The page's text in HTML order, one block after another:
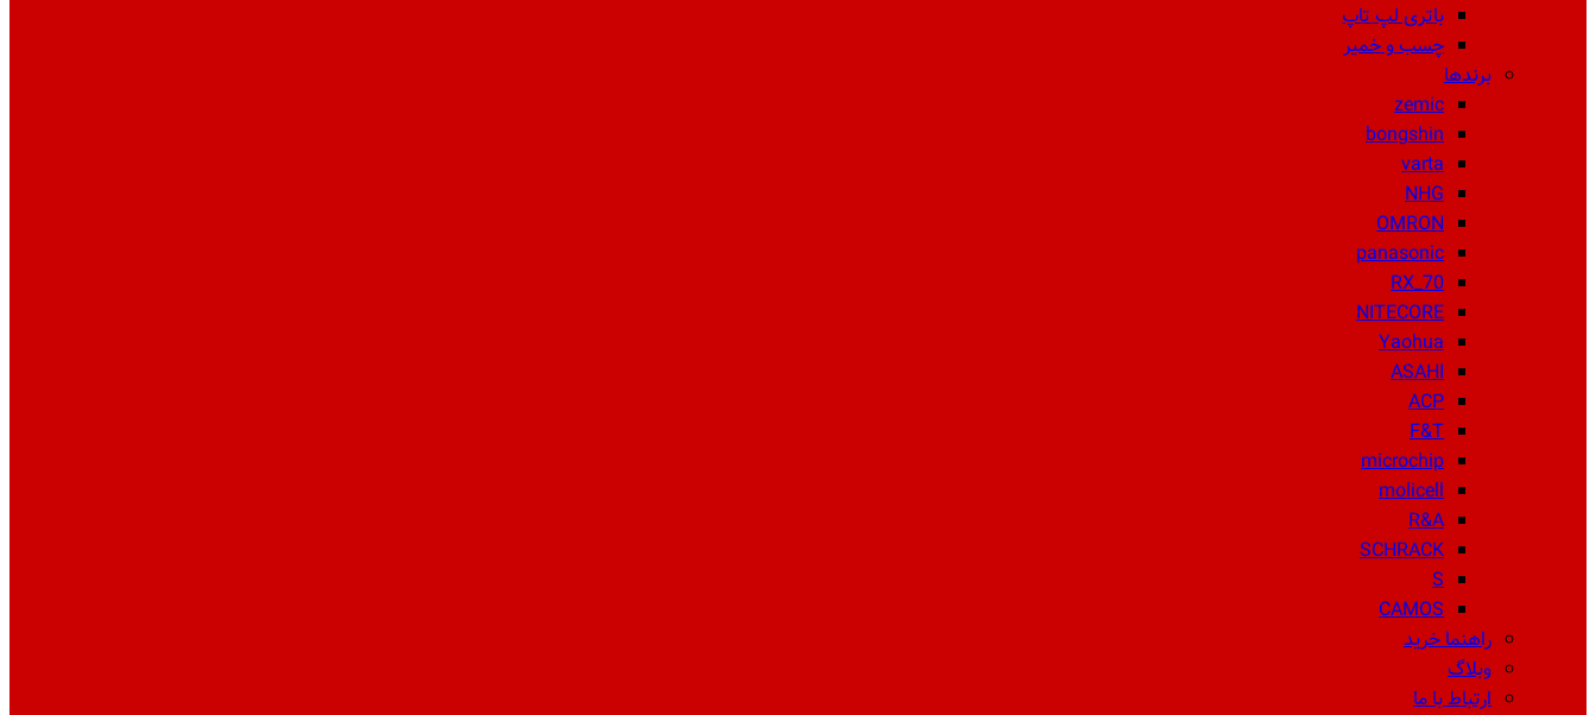
باتری لپ تاپ
چسب و خمیر
برندها
zemic
bongshin
varta
NHG
OMRON
panasonic
RX_70
NITECORE
Yaohua
ASAHI
ACP
F&T
microchip
molicell
R&A
SCHRACK
S
CAMOS
راهنما خرید
وبلاگ
ارتباط با ما